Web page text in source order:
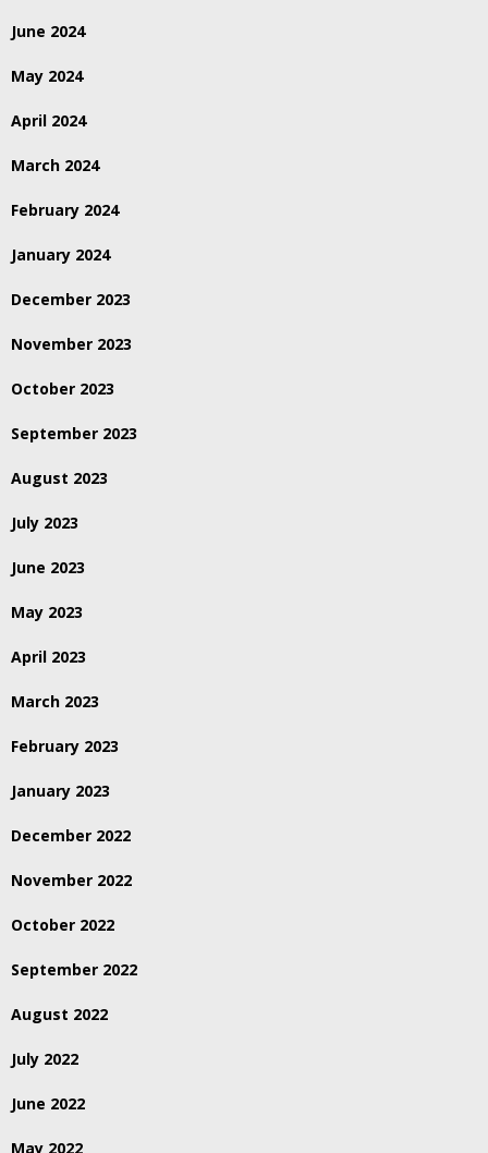
June 2024
May 2024
April 2024
March 2024
February 2024
January 2024
December 2023
November 2023
October 2023
September 2023
August 2023
July 2023
June 2023
May 2023
April 2023
March 2023
February 2023
January 2023
December 2022
November 2022
October 2022
September 2022
August 2022
July 2022
June 2022
May 2022